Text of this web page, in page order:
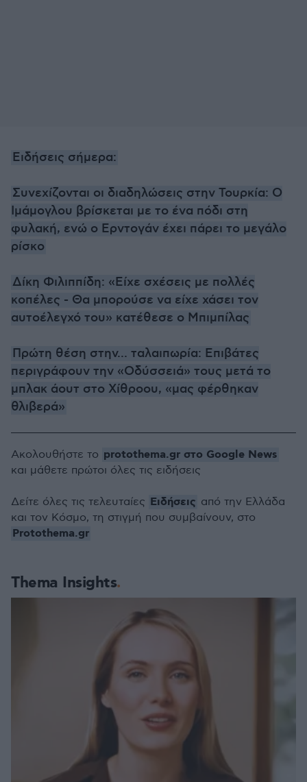
Ειδήσεις σήμερα:
Συνεχίζονται οι διαδηλώσεις στην Τουρκία: Ο
Ιμάμογλου βρίσκεται με το ένα πόδι στη
φυλακή, ενώ ο Ερντογάν έχει πάρει το μεγάλο
ρίσκο
Δίκη Φιλιππίδη: «Είχε σχέσεις με πολλές
κοπέλες - Θα μπορούσε να είχε χάσει τον
αυτοέλεγχό του» κατέθεσε ο Μπιμπίλας
Πρώτη θέση στην... ταλαιπωρία: Επιβάτες
περιγράφουν την «Οδύσσειά» τους μετά το
μπλακ άουτ στο Χίθροου, «μας φέρθηκαν
θλιβερά»
Thema Insights
Ακολουθήστε το protothema.gr στο Google News
και μάθετε πρώτοι όλες τις ειδήσεις
Δείτε όλες τις τελευταίες Ειδήσεις από την Ελλάδα
και τον Κόσμο, τη στιγμή που συμβαίνουν, στο
Protothema.gr